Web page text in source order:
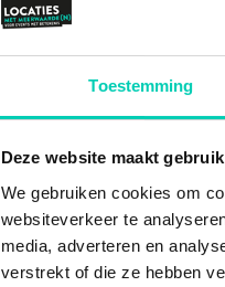
Toestemming
Deze website maakt
We gebruiken cookies om
websiteverkeer te
media, adverteren en
verstrekt of die ze hebben
3 trainers
kunnen,
sessie.